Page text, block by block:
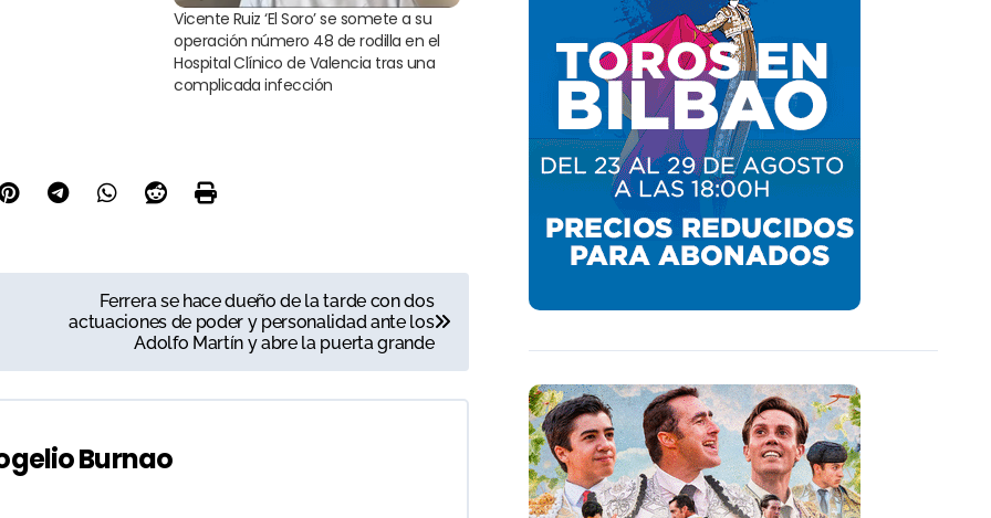
Vicente Ruiz ‘El Soro’ se somete a su
operación número 48 de rodilla en el
Hospital Clínico de Valencia tras una
complicada infección
Ferrera se hace dueño de la tarde con dos
actuaciones de poder y personalidad ante los
Adolfo Martín y abre la puerta grande
Burnao